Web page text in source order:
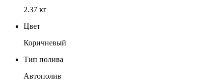
2.37 кг
Цвет
Коричневый
Тип полива
Автополив